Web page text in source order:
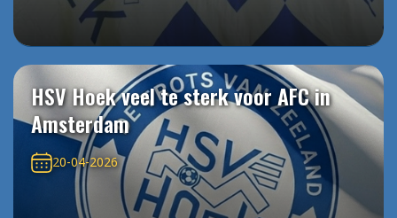
HSV Hoek veel te sterk voor AFC in
Amsterdam
20-04-2026